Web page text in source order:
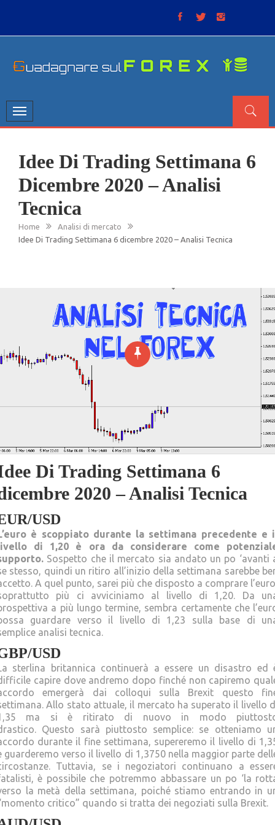
Toggle
navigation
Idee Di Trading Settimana 6
Dicembre 2020 – Analisi
Tecnica
Home
Analisi di mercato
Idee Di Trading Settimana 6 dicembre 2020 – Analisi Tecnica
Di Trading Settimana 6
2020 – Analisi Tecnica
USD
è scoppiato durante la settimana precedente e
di 1,20 è ora da considerare come
Sospetto che il mercato sia andato un po ‘avanti
stesso, quindi un ritiro all’inizio della settimana sarebbe
A quel punto, sarei più che disposto a comprare
più ci avviciniamo al livello di 1,20. Da
a più lungo termine, sembra certamente che
guardare verso il livello di 1,23 sulla base di
analisi tecnica.
USD
sterlina britannica continuerà a essere un disastro ed
capire dove andremo dopo finché non capiremo
emergerà dai colloqui sulla Brexit questo
Allo stato attuale, il mercato ha superato il livello
ma si è ritirato di nuovo in modo
Questo sarà piuttosto semplice: se otteniamo
durante il fine settimana, supereremo il livello di
guarderemo verso il livello di 1,3750 nella maggior parte
Tuttavia, se i negoziatori continuano a
è possibile che potremmo abbassare un po ‘la
la metà della settimana, poiché stiamo entrando in
critico” quando si tratta dei negoziati sulla Brexit.